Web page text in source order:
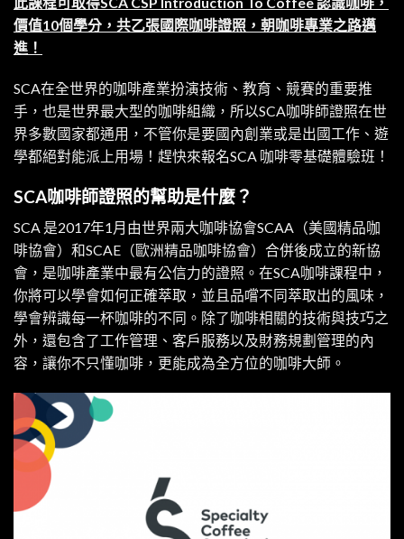
價值10個學分，共乙張國際咖啡證照，朝咖啡專業之路邁
進！
SCA在全世界的咖啡產業扮演技術、教育、競賽的重要推
手，也是世界最大型的咖啡組織，所以SCA咖啡師證照在世
界多數國家都通用，不管你是要國內創業或是出國工作、遊
學都絕對能派上用場！趕快來報名SCA 咖啡零基礎體驗班！
SCA咖啡師證照的幫助是什麼？
SCA 是2017年1月由世界兩大咖啡協會SCAA（美國精品咖
啡協會）和SCAE（歐洲精品咖啡協會）合併後成立的新協
會，是咖啡產業中最有公信力的證照。在SCA咖啡課程中，
你將可以學會如何正確萃取，並且品嚐不同萃取出的風味，
學會辨識每一杯咖啡的不同。除了咖啡相關的技術與技巧之
外，還包含了工作管理、客戶服務以及財務規劃管理的內
容，讓你不只懂咖啡，更能成為全方位的咖啡大師。